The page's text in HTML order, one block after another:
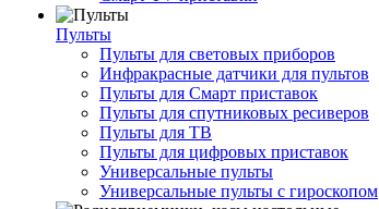
Пульты
Пульты для световых приборов
Инфракрасные датчики для пультов
Пульты для Смарт приставок
Пульты для спутниковых ресиверов
Пульты для ТВ
Пульты для цифровых приставок
Универсальные пульты
Универсальные пульты с гироскопом